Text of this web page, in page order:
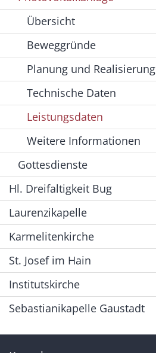
Übersicht
Beweggründe
Planung und Realisierung
Technische Daten
Leistungsdaten
Weitere Informationen
Gottesdienste
Hl. Dreifaltigkeit Bug
Laurenzikapelle
Karmelitenkirche
St. Josef im Hain
Institutskirche
Sebastianikapelle Gaustadt